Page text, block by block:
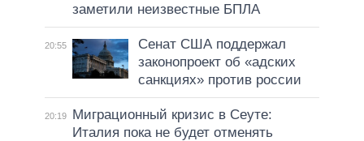
заметили неизвестные БПЛА
20:55
Сенат США поддержал
законопроект об «адских
санкциях» против россии
20:19
Миграционный кризис в Сеуте:
Италия пока не будет отменять